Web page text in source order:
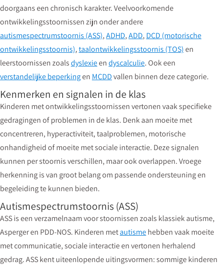
doorgaans een chronisch karakter. Veelvoorkomende
ontwikkelingsstoornissen zijn onder andere
autismespectrumstoornis (ASS),ADHD,ADD, DCD (motorische
ontwikkelingsstoornis),taalontwikkelingsstoornis (TOS)en
leerstoornissen zoalsdyslexieendyscalculie. Ook een
verstandelijke beperkingen MCDDvallen binnen deze categorie.
Kenmerken en signalen in de klas
Kinderen met ontwikkelingsstoornissen vertonen vaak specifieke
gedragingen of problemen in de klas. Denk aan moeite met
concentreren, hyperactiviteit, taalproblemen, motorische
onhandigheid of moeite met sociale interactie. Deze signalen
kunnen per stoornis verschillen, maar ook overlappen. Vroege
herkenning is van groot belang om passende ondersteuning en
begeleiding te kunnen bieden.
Autismespectrumstoornis (ASS)
ASS is een verzamelnaam voor stoornissen zoals klassiek autisme,
Asperger en PDD-NOS. Kinderen metautismehebben vaak moeite
met communicatie, sociale interactie en vertonen herhalend
gedrag. ASS kent uiteenlopende uitingsvormen: sommige kinderen